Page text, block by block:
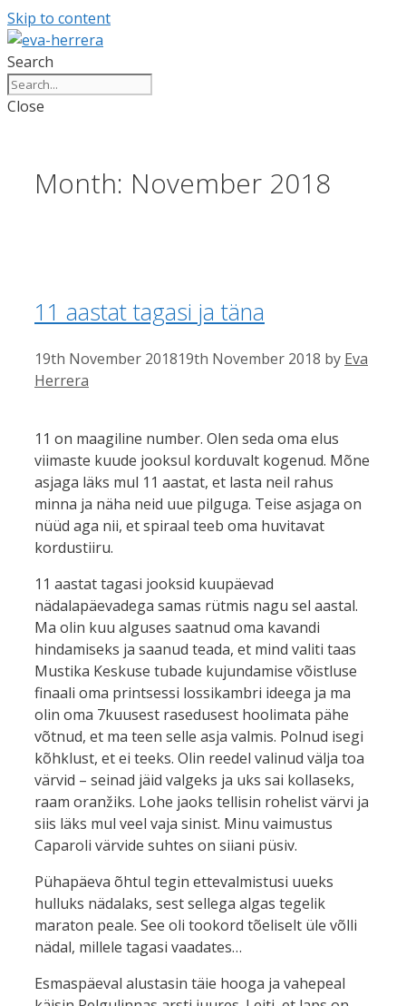
Skip to content
Search
Close
Month: November 2018
11 aastat tagasi ja täna
19th November 201819th November 2018 by Eva
Herrera
11 on maagiline number. Olen seda oma elus
viimaste kuude jooksul korduvalt kogenud. Mõne
asjaga läks mul 11 aastat, et lasta neil rahus
minna ja näha neid uue pilguga. Teise asjaga on
nüüd aga nii, et spiraal teeb oma huvitavat
kordustiiru.
11 aastat tagasi jooksid kuupäevad
nädalapäevadega samas rütmis nagu sel aastal.
Ma olin kuu alguses saatnud oma kavandi
hindamiseks ja saanud teada, et mind valiti taas
Mustika Keskuse tubade kujundamise võistluse
finaali oma printsessi lossikambri ideega ja ma
olin oma 7kuusest rasedusest hoolimata pähe
võtnud, et ma teen selle asja valmis. Polnud isegi
kõhklust, et ei teeks. Olin reedel valinud välja toa
värvid – seinad jäid valgeks ja uks sai kollaseks,
raam oranžiks. Lohe jaoks tellisin rohelist värvi ja
siis läks mul veel vaja sinist. Minu vaimustus
Caparoli värvide suhtes on siiani püsiv.
Pühapäeva õhtul tegin ettevalmistusi uueks
hulluks nädalaks, sest sellega algas tegelik
maraton peale. See oli tookord tõeliselt üle võlli
nädal, millele tagasi vaadates…
Esmaspäeval alustasin täie hooga ja vahepeal